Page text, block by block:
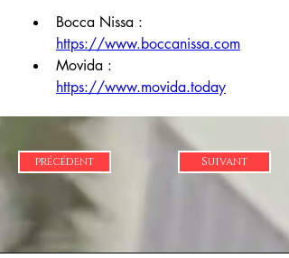
Bocca Nissa :
https://www.boccanissa.com
Movida :
https://www.movida.today
précédent Suivant